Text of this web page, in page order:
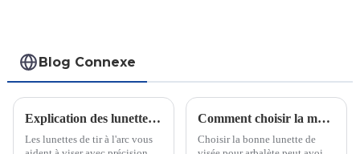
Blog Connexe
Explication des lunettes de tir à l'arc : leur fonctionnement
Les lunettes de tir à l'arc vous
Comment choisir la meilleure lunette de visée pour arbalète en fonction de vos besoins de chasse
Choisir la bonne lunette de